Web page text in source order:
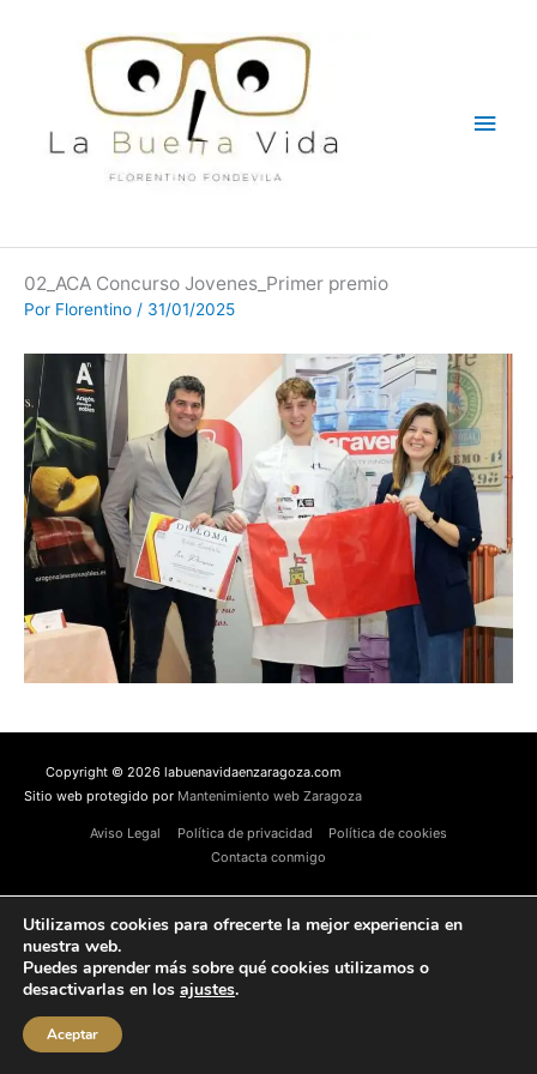
02_ACA Concurso Jovenes_Primer premio
Por Florentino / 31/01/2025
Copyright © 2026 labuenavidaenzaragoza.com
Sitio web protegido por Mantenimiento web Zaragoza
Aviso Legal Política de privacidad
Política de cookies
Contacta conmigo
Utilizamos cookies para ofrecerte la mejor experiencia en
nuestra web.
Puedes aprender más sobre qué cookies utilizamos o
desactivarlas en los ajustes.
Aceptar